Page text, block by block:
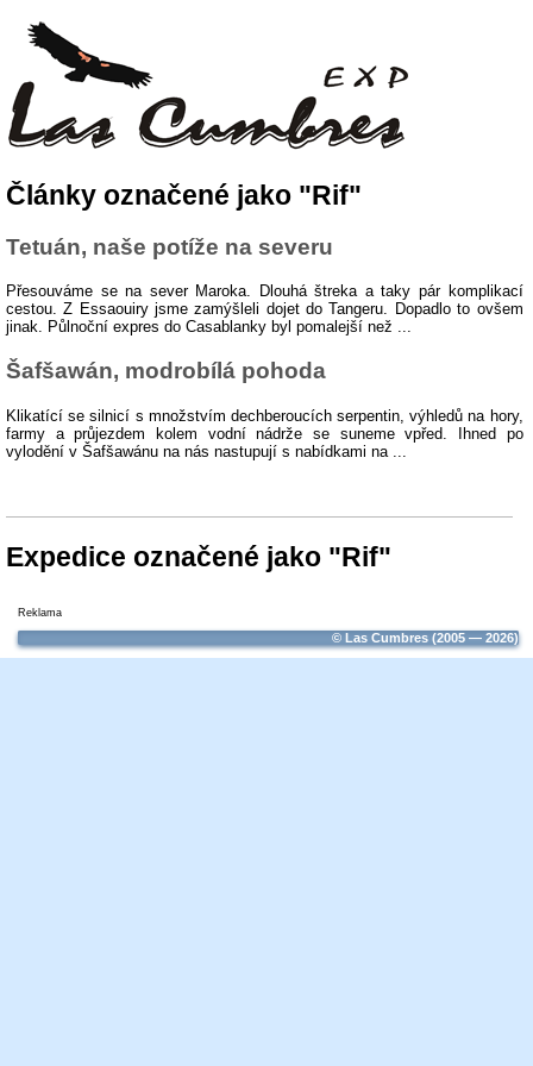
Články označené jako "Rif"
Tetuán, naše potíže na severu
Přesouváme se na sever Maroka. Dlouhá štreka a taky pár komplikací
cestou. Z Essaouiry jsme zamýšleli dojet do Tangeru. Dopadlo to ovšem
jinak. Půlnoční expres do Casablanky byl pomalejší než ...
Šafšawán, modrobílá pohoda
Klikatící se silnicí s množstvím dechberoucích serpentin, výhledů na hory,
farmy a průjezdem kolem vodní nádrže se suneme vpřed. Ihned po
vylodění v Šafšawánu na nás nastupují s nabídkami na ...
Expedice označené jako "Rif"
Reklama
© Las Cumbres (2005 — 2026)